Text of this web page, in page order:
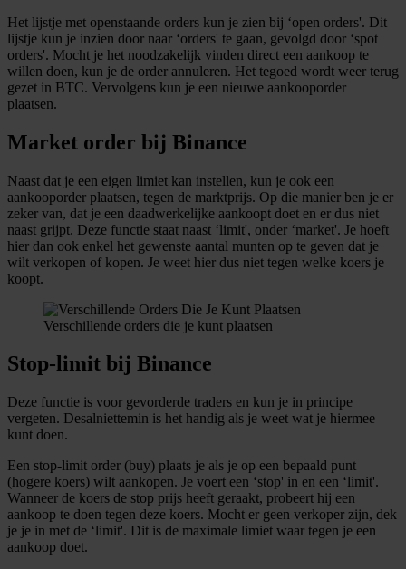
Het lijstje met openstaande orders kun je zien bij ‘open orders'. Dit
lijstje kun je inzien door naar ‘orders' te gaan, gevolgd door ‘spot
orders'. Mocht je het noodzakelijk vinden direct een aankoop te
willen doen, kun je de order annuleren. Het tegoed wordt weer terug
gezet in BTC. Vervolgens kun je een nieuwe aankooporder
plaatsen.
Market order bij Binance
Naast dat je een eigen limiet kan instellen, kun je ook een
aankooporder plaatsen, tegen de marktprijs. Op die manier ben je er
zeker van, dat je een daadwerkelijke aankoopt doet en er dus niet
naast grijpt. Deze functie staat naast ‘limit', onder ‘market'. Je hoeft
hier dan ook enkel het gewenste aantal munten op te geven dat je
wilt verkopen of kopen. Je weet hier dus niet tegen welke koers je
koopt.
Verschillende orders die je kunt plaatsen
Stop-limit bij Binance
Deze functie is voor gevorderde traders en kun je in principe
vergeten. Desalniettemin is het handig als je weet wat je hiermee
kunt doen.
Een stop-limit order (buy) plaats je als je op een bepaald punt
(hogere koers) wilt aankopen. Je voert een ‘stop' in en een ‘limit'.
Wanneer de koers de stop prijs heeft geraakt, probeert hij een
aankoop te doen tegen deze koers. Mocht er geen verkoper zijn, dek
je je in met de ‘limit'. Dit is de maximale limiet waar tegen je een
aankoop doet.